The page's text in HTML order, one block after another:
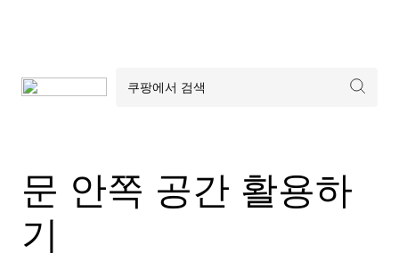
문 안쪽 공간 활용하
기